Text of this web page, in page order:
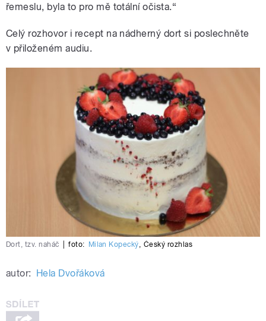
řemeslu, byla to pro mě totální očista.“
Celý rozhovor i recept na nádherný dort si poslechněte
v přiloženém audiu.
Dort, tzv. naháč foto: Milan Kopecký, Český rozhlas
autor: Hela Dvořáková